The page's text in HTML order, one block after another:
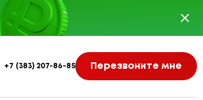
+7 (383) 207-86-85 Перезвоните мне